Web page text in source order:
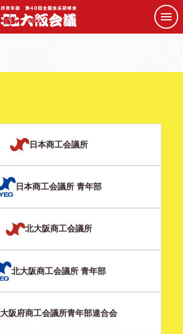
日本商工会議所
日本商工会議所 青年部
北大阪商工会議所
北大阪商工会議所 青年部
大阪府商工会議所青年部連合会